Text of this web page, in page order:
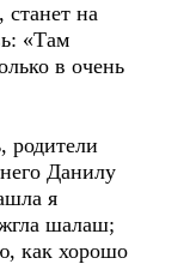
станет на
«Там
в очень
Данилу
я
шалаш;
как хорошо